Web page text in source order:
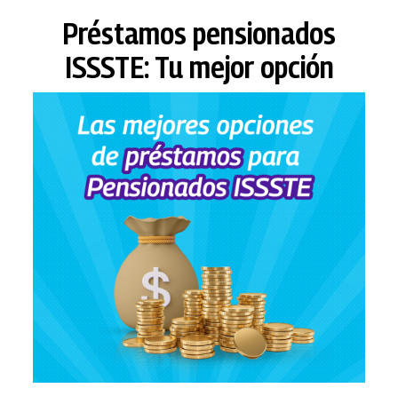
Préstamos pensionados
ISSSTE: Tu mejor opción